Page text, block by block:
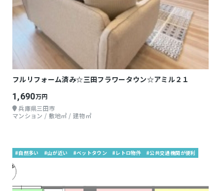
フルリフォーム済み☆三田フラワータウン☆アミル２１
1,690万円
兵庫県三田市
マンション / 敷地㎡ / 建物㎡
#自然多い #山が近い #ベットタウン #レトロ物件 #公共交通機関が便利